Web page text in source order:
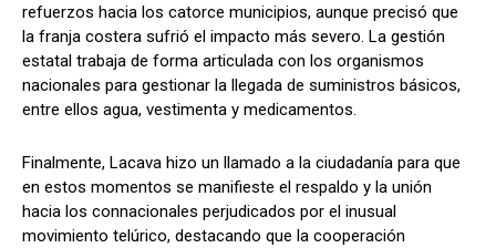
refuerzos hacia los catorce municipios, aunque precisó que
la franja costera sufrió el impacto más severo. La gestión
estatal trabaja de forma articulada con los organismos
nacionales para gestionar la llegada de suministros básicos,
entre ellos agua, vestimenta y medicamentos.
Finalmente, Lacava hizo un llamado a la ciudadanía para que
en estos momentos se manifieste el respaldo y la unión
hacia los connacionales perjudicados por el inusual
movimiento telúrico, destacando que la cooperación